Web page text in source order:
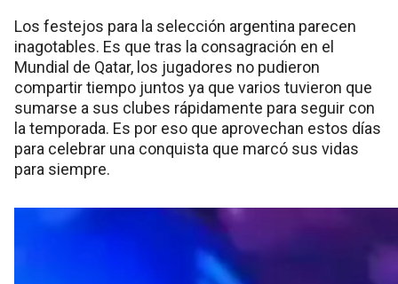
Los festejos para la selección argentina parecen
inagotables. Es que tras la consagración en el
Mundial de Qatar, los jugadores no pudieron
compartir tiempo juntos ya que varios tuvieron que
sumarse a sus clubes rápidamente para seguir con
la temporada. Es por eso que aprovechan estos días
para celebrar una conquista que marcó sus vidas
para siempre.